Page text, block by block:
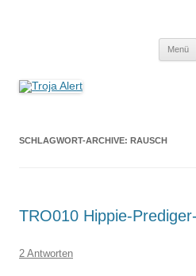
Menü
SCHLAGWORT-ARCHIVE: RAUSCH
TRO010 Hippie-
2 Antworten